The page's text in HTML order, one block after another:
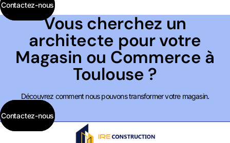
Contactez-nous
Vous cherchez un
architecte pour votre
Magasin ou Commerce à
Toulouse ?
Découvrez comment nous pouvons transformer votre magasin.
Contactez-nous